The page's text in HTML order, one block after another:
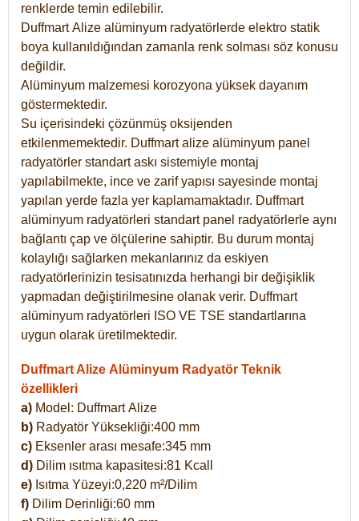
renklerde temin edilebilir.
DuffmartAlize alüminyum radyatörlerde elektro statik
boya kullanıldığından zamanla renk solması söz konusu
değildir.
Alüminyum malzemesi korozyona yüksek dayanım
göstermektedir.
Su içerisindeki çözünmüş oksijenden
etkilenmemektedir. Duffmart alize alüminyum panel
radyatörler standart askı sistemiyle montaj
yapılabilmekte, ince ve zarif yapısı sayesinde montaj
yapılan yerde fazla yer kaplamamaktadır. Duffmart
alüminyum radyatörleri standart panel radyatörlerle aynı
bağlantı çap ve ölçülerine sahiptir. Bu durum montaj
kolaylığı sağlarken mekanlarınız da eskiyen
radyatörlerinizin tesisatınızda herhangi bir değişiklik
yapmadan değiştirilmesine olanak verir. Duffmart
alüminyum radyatörleri ISO VE TSE standartlarına
uygun olarak üretilmektedir.
Duffmart Alize Alüminyum Radyatör Teknik
özellikleri
a) Model: DuffmartAlize
b) Radyatör Yüksekliği:400 mm
c) Eksenler arası mesafe:345 mm
d) Dilim ısıtma kapasitesi:81 Kcall
e) Isıtma Yüzeyi:0,220 m²/Dilim
f) Dilim Derinliği:60 mm